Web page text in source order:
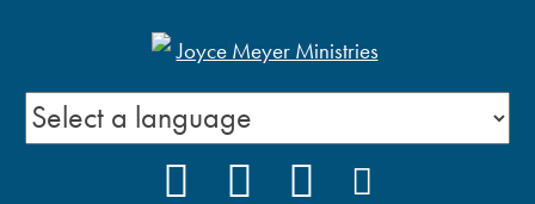
YOUTUBEINSTAGRAM